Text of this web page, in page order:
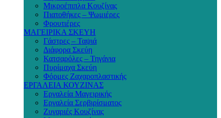
Μικροέπιπλα Κουζίνας
Πιατοθήκες – Ψωμιέρες
Φρουτιέρες
ΜΑΓΕΙΡΙΚΑ ΣΚΕΥΗ
Γάστρες – Ταψιά
Διάφορα Σκεύη
Κατσαρόλες – Τηγάνια
Πυρίμαχα Σκεύη
Φόρμες Ζαχαροπλαστικής
ΕΡΓΑΛΕΙΑ ΚΟΥΖΙΝΑΣ
Εργαλεία Μαγειρικής
Εργαλεία Σερβιρίσματος
Ζυγαριές Κουζίνας